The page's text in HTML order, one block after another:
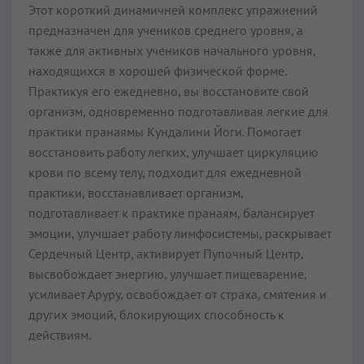
Этот короткий динамичней комплекс упражнений
предназначен для учеников среднего уровня, а
также для активных учеников начального уровня,
находящихся в хорошей физической форме.
Практикуя его ежедневно, вы восстановите свой
организм, одновременно подготавливая легкие для
практики пранаямы Кундалини Йоги. Помогает
восстановить работу легких, улучшает циркуляцию
крови по всему телу, подходит для ежедневной
практики, восстанавливает организм,
подготавливает к практике пранаям, балансирует
эмоции, улучшает работу лимфосистемы, раскрывает
Сердечный Центр, активирует Пупочный Центр,
высвобождает энергию, улучшает пищеварение,
усиливает Аруру, освобождает от страха, смятения и
других эмоций, блокирующих способность к
действиям.